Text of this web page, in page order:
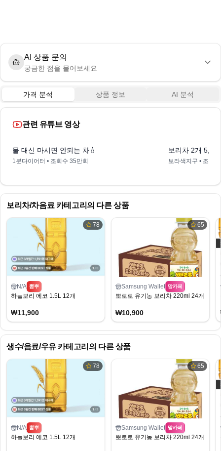
AI 상품 문의
궁금한 점을 물어보세요
가격 분석 상품 정보 AI 분석
관련 유튜브 영상
물 대신 마시면 안되는 차💧
1분다이어터 • 조회수 35만회
보리차 2개
보라색지구 • 조회
보리차/차음료카테고리의 다른 상품
78
N/A 뽐뿌
하늘보리 에코 1.5L 12개
₩11,900
65
Samsung Wallet 맘카페
뽀로로 유기농 보리차 220ml 24개
₩10,900
생수/음료/우유카테고리의 다른 상품
78
N/A 뽐뿌
하늘보리 에코 1.5L 12개
65
Samsung Wallet 맘카페
뽀로로 유기농 보리차 220ml 24개